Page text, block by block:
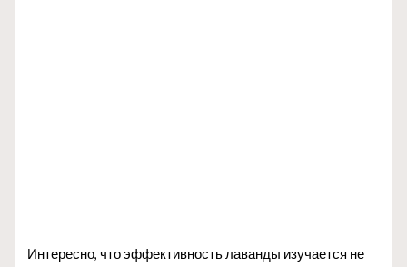
Интересно, что эффективность лаванды изучается не